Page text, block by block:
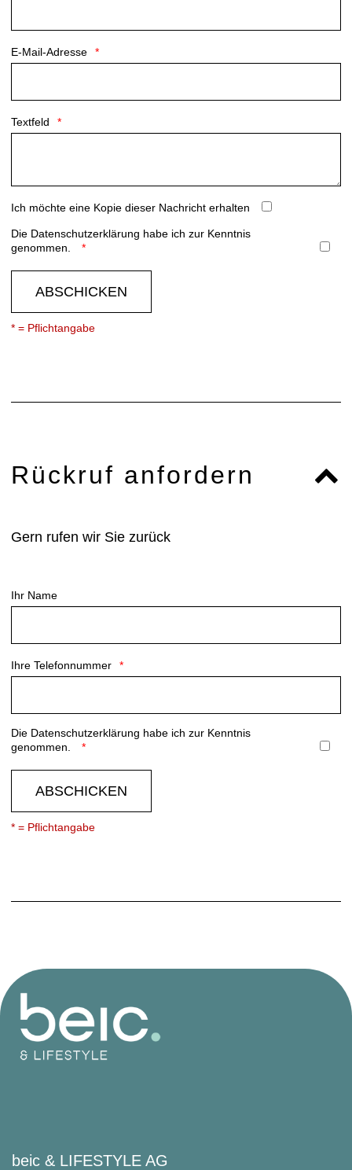
E-Mail-Adresse
Textfeld
Ich möchte eine Kopie dieser Nachricht erhalten
Die Datenschutzerklärung habe ich zur Kenntnis
genommen.
ABSCHICKEN
* = Pflichtangabe
Rückruf anfordern
Gern rufen wir Sie zurück
Ihr Name
Ihre Telefonnummer
Die Datenschutzerklärung habe ich zur Kenntnis
genommen.
ABSCHICKEN
* = Pflichtangabe
beic & LIFESTYLE AG